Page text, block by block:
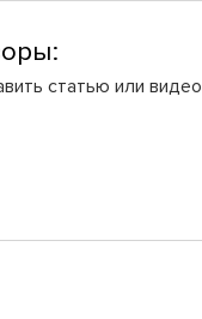
статью или видео